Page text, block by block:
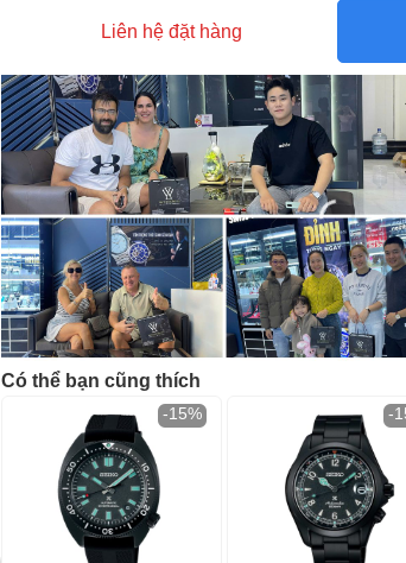
Liên hệ đặt hàng
Có thể bạn cũng thích
-15% -